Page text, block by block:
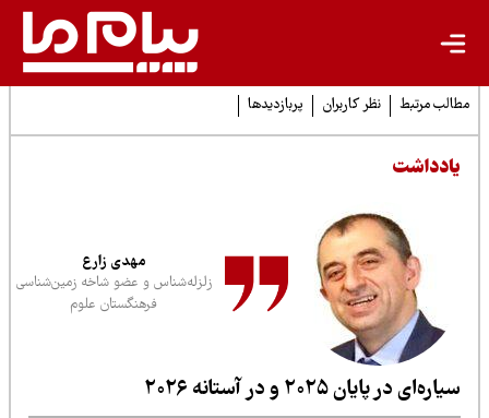
مرتبط نظر کاربران پربازدیدها
مهدی زارع
زلزله‌شناس و عضو شاخه زمین‌شناسی
فرهنگستان علوم
در پایان ۲۰۲۵ و در آستانه ۲۰۲۶